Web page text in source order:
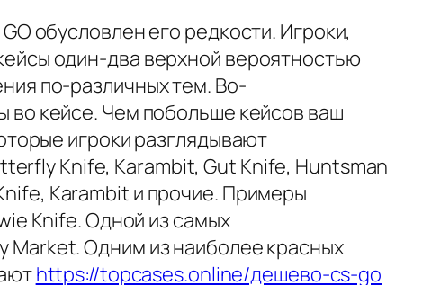
обусловлен его редкости. Игроки,
один-два верхной вероятностью
по-различных тем. Во-
во кейсе. Чем побольше кейсов ваш
игроки разглядывают
Knife, Karambit, Gut Knife, Huntsman
Karambit и прочие. Примеры
Knife. Одной из самых
Market. Одним из наиболее красных
https://topcases.online/дешево-cs-go